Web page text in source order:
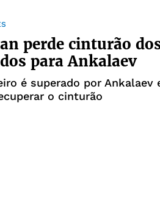
perde cinturão
para Ankalaev
é superado por Ankalaev
o cinturão